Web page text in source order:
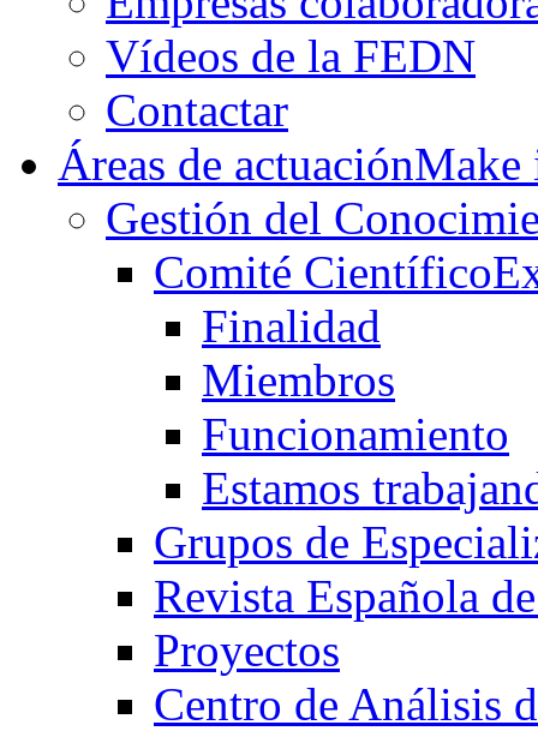
Vídeos de la FEDN
Contactar
Áreas de actuación
Gestión del
Comité Científico
Finalidad
Miembros
Funcionamiento
Estamos
Grupos de
Revista Española
Proyectos
Centro de Análisis